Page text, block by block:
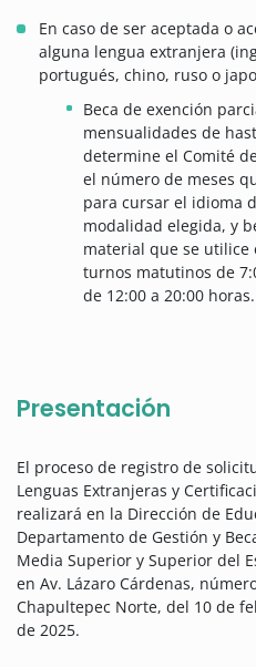
En caso de ser aceptada o
alguna lengua extranjera
portugués, chino, ruso o
Beca de exención
mensualidades de
determine el Comité
el número de meses
para cursar el idioma
modalidad elegida, y
material que se utilice
turnos matutinos de
de 12:00 a 20:00 horas.
Presentación
El proceso de registro de
Lenguas Extranjeras y
realizará en la Dirección de
Departamento de Gestión y
Media Superior y Superior del
en Av. Lázaro Cárdenas,
Chapultepec Norte, del 10 de
de 2025.